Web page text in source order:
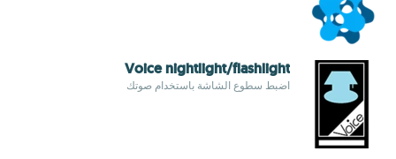
Voice nightlight/flashlight
اضبط سطوع الشاشة باستخدام صوتك